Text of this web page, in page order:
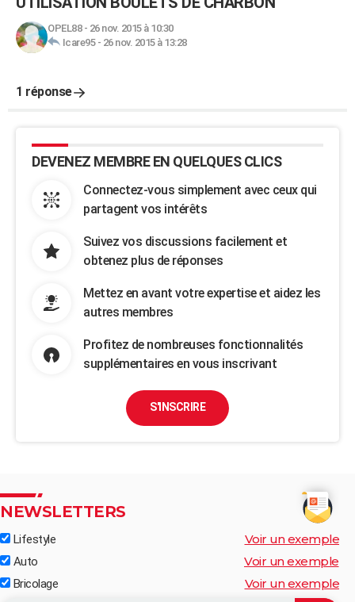
OPEL88- 26 nov. 2015 à 10:30
Icare95- 26 nov. 2015 à 13:28
1 réponse
DEVENEZ MEMBRE EN QUELQUES CLICS
Connectez-vous simplement avec ceux qui
partagent vos intérêts
Suivez vos discussions facilement et
obtenez plus de réponses
Mettez en avant votre expertise et aidez les
autres membres
Profitez de nombreuses fonctionnalités
supplémentaires en vous inscrivant
S'INSCRIRE
NEWSLETTERS
Lifestyle Voir un exemple
Auto Voir un exemple
Bricolage Voir un exemple